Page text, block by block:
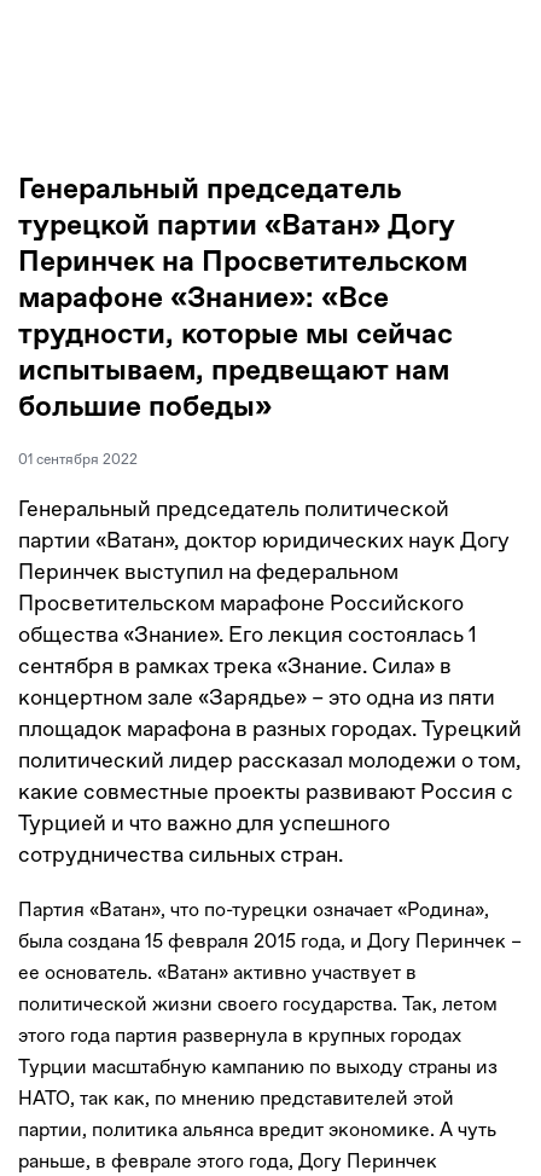
Генеральный председатель
турецкой партии «Ватан» Догу
Перинчек на Просветительском
марафоне «Знание»: «Все
трудности, которые мы сейчас
испытываем, предвещают нам
большие победы»
01 сентября 2022
Генеральный председатель политической
партии «Ватан», доктор юридических наук Догу
Перинчек выступил на федеральном
Просветительском марафоне Российского
общества «Знание». Его лекция состоялась 1
сентября в рамках трека «Знание. Сила» в
концертном зале «Зарядье» – это одна из пяти
площадок марафона в разных городах. Турецкий
политический лидер рассказал молодежи о том,
какие совместные проекты развивают Россия с
Турцией и что важно для успешного
сотрудничества сильных стран.
Партия «Ватан», что по-турецки означает «Родина»,
была создана 15 февраля 2015 года, и Догу Перинчек –
ее основатель. «Ватан» активно участвует в
политической жизни своего государства. Так, летом
этого года партия развернула в крупных городах
Турции масштабную кампанию по выходу страны из
НАТО, так как, по мнению представителей этой
партии, политика альянса вредит экономике. А чуть
раньше, в феврале этого года, Догу Перинчек